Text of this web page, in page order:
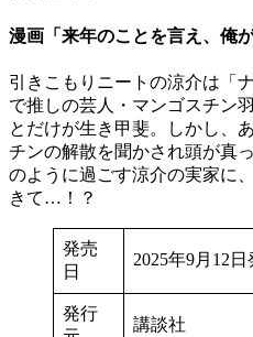
漫画「来年のことを言え、俺
引きこもりニートの涼介は「
で推しの芸人・マンゴスチン
とだけが生き甲斐。しかし、
チンの解散を聞かされ頭が真
のように過ごす涼介の実家に
きて…！？
発売
日
2025年9月12日
発行
講談社